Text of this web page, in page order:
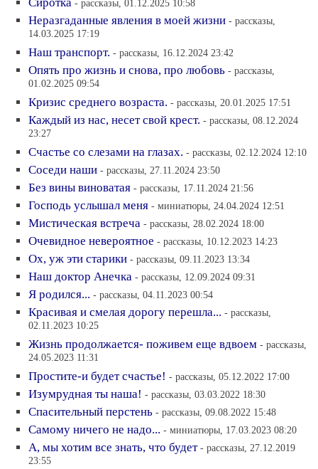
- рассказы, 01.12.2025 10:58
Неразгаданные явления в моей жизни - рассказы,
14.03.2025 17:19
Наш транспорт. - рассказы, 16.12.2024 23:42
Опять про жизнь и снова, про любовь - рассказы,
01.02.2025 09:54
Кризис среднего возраста. - рассказы, 20.01.2025 17:51
Каждый из нас, несет свой крест. - рассказы, 08.12.2024
23:27
Счастье со слезами на глазах. - рассказы, 02.12.2024 12:10
Соседи наши - рассказы, 27.11.2024 23:50
Без вины виноватая - рассказы, 17.11.2024 21:56
Господь услышал меня - миниатюры, 24.04.2024 12:51
Мистическая встреча - рассказы, 28.02.2024 18:00
Очевидное невероятное - рассказы, 10.12.2023 14:23
Ох, уж эти старики - рассказы, 09.11.2023 13:34
Наш доктор Анечка - рассказы, 12.09.2024 09:31
Я родился... - рассказы, 04.11.2023 00:54
Красивая и смелая дорогу перешла... - рассказы,
02.11.2023 10:25
Жизнь продолжается- поживем еще вдвоем - рассказы,
24.05.2023 11:31
Простите-и будет счастье! - рассказы, 05.12.2022 17:00
Изумрудная ты наша! - рассказы, 03.03.2022 18:30
Спасительный перстень - рассказы, 09.08.2022 15:48
Самому ничего не надо... - миниатюры, 17.03.2023 08:20
А, мы хотим все знать, что будет - рассказы, 27.12.2019
23:55